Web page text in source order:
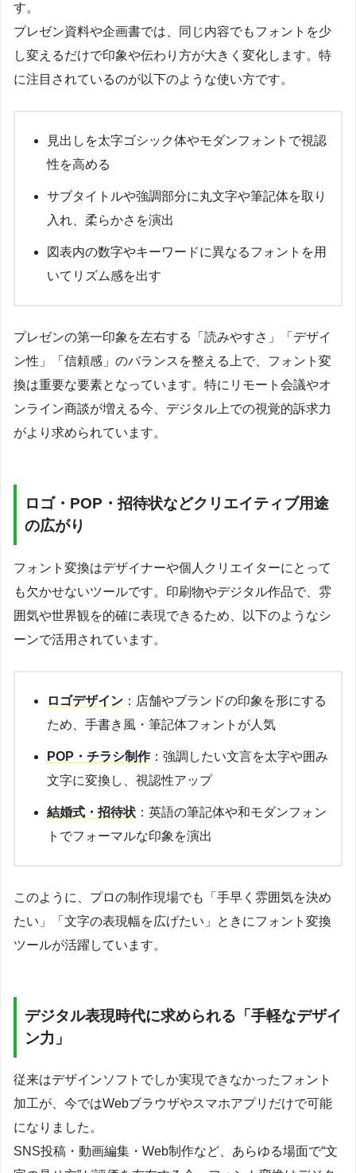
す。
プレゼン資料や企画書では、同じ内容でもフォントを少
し変えるだけで印象や伝わり方が大きく変化します。特
に注目されているのが以下のような使い方です。
見出しを太字ゴシック体やモダンフォントで視認
性を高める
サブタイトルや強調部分に丸文字や筆記体を取り
入れ、柔らかさを演出
図表内の数字やキーワードに異なるフォントを用
いてリズム感を出す
プレゼンの第一印象を左右する「読みやすさ」「デザイ
ン性」「信頼感」のバランスを整える上で、フォント変
換は重要な要素となっています。特にリモート会議やオ
ンライン商談が増える今、デジタル上での視覚的訴求力
がより求められています。
ロゴ・POP・招待状などクリエイティブ用途
の広がり
フォント変換はデザイナーや個人クリエイターにとって
も欠かせないツールです。印刷物やデジタル作品で、雰
囲気や世界観を的確に表現できるため、以下のようなシ
ーンで活用されています。
ロゴデザイン ：店舗やブランドの印象を形にする
ため、手書き風・筆記体フォントが人気
POP・チラシ制作：強調したい文言を太字や囲み
文字に変換し、視認性アップ
結婚式・招待状 ：英語の筆記体や和モダンフォン
トでフォーマルな印象を演出
このように、プロの制作現場でも「手早く雰囲気を決め
たい」「文字の表現幅を広げたい」ときにフォント変換
ツールが活躍しています。
デジタル表現時代に求められる「手軽なデザイ
ン力」
従来はデザインソフトでしか実現できなかったフォント
加工が、今ではWebブラウザやスマホアプリだけで可能
になりました。
SNS投稿・動画編集・Web制作など、あらゆる場面で“文